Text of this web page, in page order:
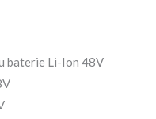
baterie Li-Ion 48V